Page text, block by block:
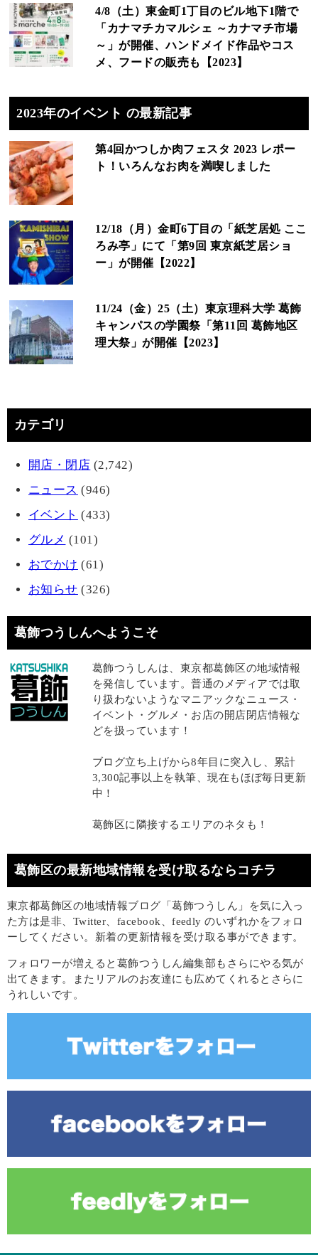
4/8（土）東金町1丁目のビル地下1階で
「カナマチカマルシェ ～カナマチ市場
～」が開催、ハンドメイド作品やコス
メ、フードの販売も【2023】
2023年のイベント の最新記事
第4回かつしか肉フェスタ 2023 レポー
ト！いろんなお肉を満喫しました
12/18（月）金町6丁目の「紙芝居処 ここ
ろみ亭」にて「第9回 東京紙芝居ショ
ー」が開催【2022】
11/24（金）25（土）東京理科大学 葛飾
キャンパスの学園祭「第11回 葛飾地区
理大祭」が開催【2023】
カテゴリ
開店・閉店 (2,742)
ニュース (946)
イベント (433)
グルメ (101)
おでかけ (61)
お知らせ (326)
葛飾つうしんへようこそ
葛飾つうしんは、東京都葛飾区の地域情報
を発信しています。普通のメディアでは取
り扱わないようなマニアックなニュース・
イベント・グルメ・お店の開店閉店情報な
どを扱っています！
ブログ立ち上げから8年目に突入し、累計
3,300記事以上を執筆、現在もほぼ毎日更新
中！
葛飾区に隣接するエリアのネタも！
葛飾区の最新地域情報を受け取るならコチラ
東京都葛飾区の地域情報ブログ「葛飾つうしん」を気に入っ
た方は是非、Twitter、facebook、feedly のいずれかをフォロ
ーしてください。新着の更新情報を受け取る事ができます。
フォロワーが増えると葛飾つうしん編集部もさらにやる気が
出てきます。またリアルのお友達にも広めてくれるとさらに
うれしいです。